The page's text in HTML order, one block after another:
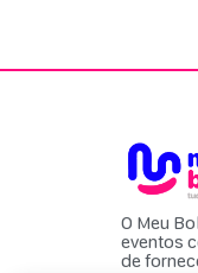
O Meu
eventos
de